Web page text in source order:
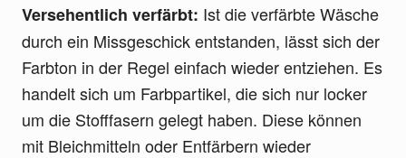
Versehentlich verfärbt: Ist die verfärbte Wäsche
durch ein Missgeschick entstanden, lässt sich der
Farbton in der Regel einfach wieder entziehen. Es
handelt sich um Farbpartikel, die sich nur locker
um die Stofffasern gelegt haben. Diese können
mit Bleichmitteln oder Entfärbern wieder